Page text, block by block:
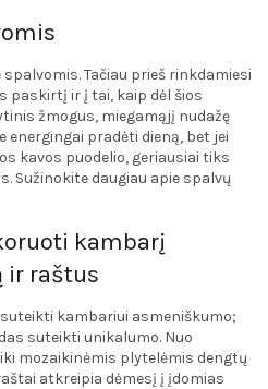
Tačiau prieš rinkdamiesi
paskirtį ir į tai, kaip dėl šios
žmogus, miegamąjį nudažę
pradėti dieną, bet jei
kavos puodelio, geriausiai tiks
Sužinokite daugiau apie spalvų
kambarį
ir raštus
kambariui asmeniškumo;
suteikti unikalumo. Nuo
mozaikinėmis plytelėmis dengtų
atkreipia dėmesį į įdomias